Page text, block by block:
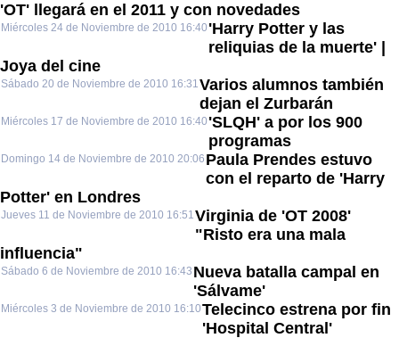
'OT' llegará en el 2011 y con novedades
Miércoles 24 de Noviembre de 2010 16:40 'Harry Potter y las
reliquias de la muerte' |
Joya del cine
Sábado 20 de Noviembre de 2010 16:31Varios alumnos también
dejan el Zurbarán
Miércoles 17 de Noviembre de 2010 16:40 'SLQH' a por los 900
programas
Domingo 14 de Noviembre de 2010 20:06 Paula Prendes estuvo
con el reparto de 'Harry
Potter' en Londres
Jueves 11 de Noviembre de 2010 16:51Virginia de 'OT 2008'
"Risto era una mala
influencia"
Sábado 6 de Noviembre de 2010 16:43 Nueva batalla campal en
'Sálvame'
Miércoles 3 de Noviembre de 2010 16:10Telecinco estrena por fin
'Hospital Central'